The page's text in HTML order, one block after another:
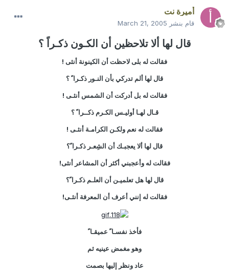
أميرة نت
قام بنشر March 21, 2005
قال لها ألا تلاحظين أن الكـون ذكـراً ؟
فقالت له بلى لاحظت أن الكينونة أنثى !
قال لها ألم تدركي بأن النـور ذكـرا ً ؟
فقالت له بل أدركت أن الشمس أنثـى !
قـال لهـا أوليـس الكـرم ذكــرا ً ؟
فقالت له نعم ولكـن الكرامـة أنثـى !
قال لها ألا يعجبـك أن الشِعـر ذكـرا ً؟
فقالت له وأعجبني أكثر أن المشاعر أنثى!
قال لها هل تعلميـن أن العلـم ذكـرا ً؟
فقالت له إنني أعرف أن المعرفة أنثـى!
فأخذ نفسـا ً عميقـا ً
وهو مغمض عينيه ثم
عاد ونظر إليها بصمت